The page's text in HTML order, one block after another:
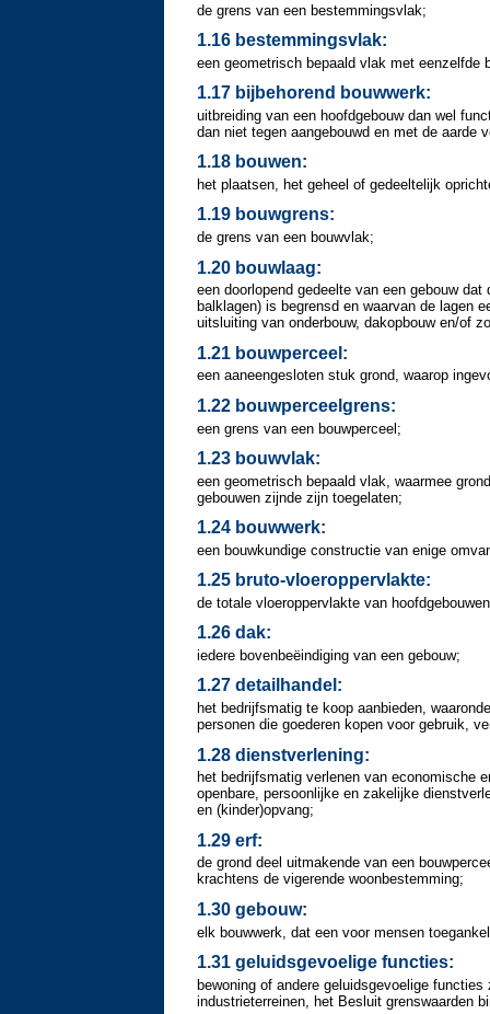
de grens van een bestemmingsvlak;
1.16 bestemmingsvlak:
een geometrisch bepaald vlak met eenzelfde
1.17 bijbehorend bouwwerk:
uitbreiding van een hoofdgebouw dan wel
dan niet tegen aangebouwd en met de aarde
1.18 bouwen:
het plaatsen, het geheel of gedeeltelijk
1.19 bouwgrens:
de grens van een bouwvlak;
1.20 bouwlaag:
een doorlopend gedeelte van een gebouw
balklagen) is begrensd en waarvan de lagen
uitsluiting van onderbouw, dakopbouw en/of
1.21 bouwperceel:
een aaneengesloten stuk grond, waarop
1.22 bouwperceelgrens:
een grens van een bouwperceel;
1.23 bouwvlak:
een geometrisch bepaald vlak, waarmee
gebouwen zijnde zijn toegelaten;
1.24 bouwwerk:
een bouwkundige constructie van enige
1.25 bruto-vloeroppervlakte:
de totale vloeroppervlakte van
1.26 dak:
iedere bovenbeëindiging van een gebouw;
1.27 detailhandel:
het bedrijfsmatig te koop aanbieden,
personen die goederen kopen voor gebruik,
1.28 dienstverlening:
het bedrijfsmatig verlenen van economische
openbare, persoonlijke en zakelijke
en (kinder)opvang;
1.29 erf:
de grond deel uitmakende van een
krachtens de vigerende woonbestemming;
1.30 gebouw:
elk bouwwerk, dat een voor mensen
1.31 geluidsgevoelige functies:
bewoning of andere geluidsgevoelige
industrieterreinen, het Besluit grenswaarden